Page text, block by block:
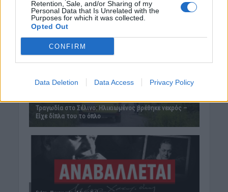
Retention, Sale, and/or Sharing of my
Personal Data that Is Unrelated with the
Purposes for which it was collected.
Opted Out
CONFIRM
Data Deletion Data Access Privacy Policy